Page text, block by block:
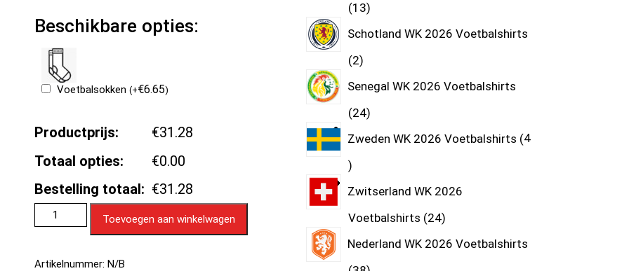
Beschikbare opties:
Voetbalsokken (+€6.65)
Productprijs:
€31.28
Totaal opties:
€0.00
Bestelling totaal: €31.28
Toevoegen aan winkelwagen
Artikelnummer: N/B
13
Schotland WK 2026 Voetbalshirts
2
Senegal WK 2026 Voetbalshirts
24
Zweden WK 2026 Voetbalshirts 4
Zwitserland WK 2026
Voetbalshirts 24
Nederland WK 2026 Voetbalshirts